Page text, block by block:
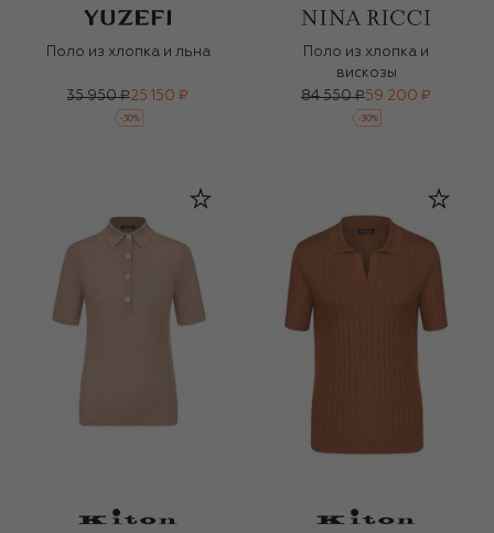
Поло из хлопка и льна
35 950 ₽25 150 ₽
-30%
Поло из хлопка и
вискозы
84 550 ₽59 200 ₽
-30%